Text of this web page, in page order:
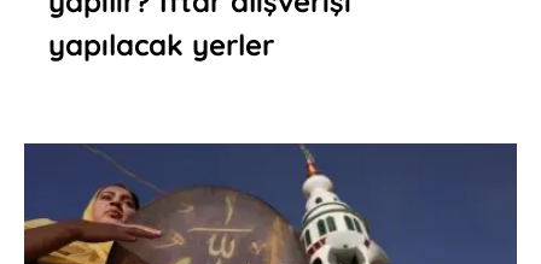
yapılacak yerler